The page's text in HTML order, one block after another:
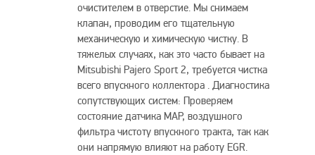
очистителем в отверстие. Мы снимаем
клапан, проводим его тщательную
механическую и химическую чистку. В
тяжелых случаях, как это часто бывает на
Mitsubishi Pajero Sport 2, требуется чистка
всего впускного коллектора . Диагностика
сопутствующих систем: Проверяем
состояние датчика MAP, воздушного
фильтра чистоту впускного тракта, так как
они напрямую влияют на работу EGR.